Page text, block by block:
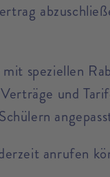
speziellen
und
anrufen